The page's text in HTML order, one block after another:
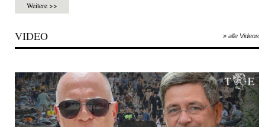
Weitere >>
VIDEO » alle Videos